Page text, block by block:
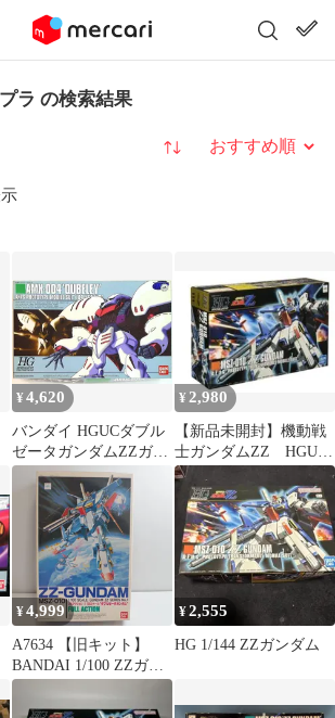
ラ の検索結果
並び替え
¥4,620
バンダイ HGUCダブル
ゼータガンダムZZガン
ダム キュベレイ ホワイ
トパールピンクメタル
プラモショー2000記念
Zガンダム 1/144
¥ 2,980
【新品未開封】機動戦
士ガンダムZZ HGUC
1/144 ZZガンダム
¥4,999
A7634 【旧キット】
BANDAI 1/100 ZZガン
ダム プラモデル MSZ-
010
¥2,555
HG 1/144 ZZガンダム